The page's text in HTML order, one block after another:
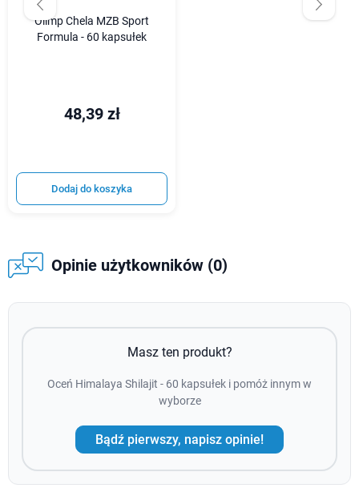
Olimp Chela MZB Sport
Formula - 60 kapsułek
48,39 zł
Dodaj do koszyka
Opinie użytkowników (0)
Masz ten produkt?
Oceń Himalaya Shilajit - 60 kapsułek i pomóż innym w
wyborze
Bądź pierwszy, napisz opinie!